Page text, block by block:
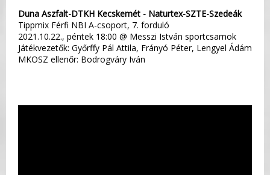
Duna Aszfalt-DTKH Kecskemét - Naturtex-SZTE-Szedeák
Tippmix Férfi NBI A-csoport, 7. forduló
2021.10.22., péntek 18:00 @ Messzi István sportcsarnok
Játékvezetők: Győrffy Pál Attila, Frányó Péter, Lengyel Ádám
MKOSZ ellenőr: Bodrogváry Iván